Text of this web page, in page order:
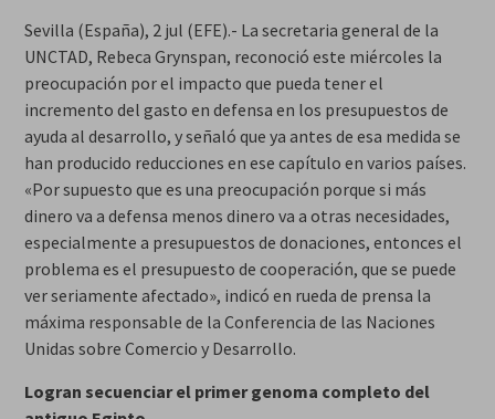
Sevilla (España), 2 jul (EFE).- La secretaria general de la
UNCTAD, Rebeca Grynspan, reconoció este miércoles la
preocupación por el impacto que pueda tener el
incremento del gasto en defensa en los presupuestos de
ayuda al desarrollo, y señaló que ya antes de esa medida se
han producido reducciones en ese capítulo en varios países.
«Por supuesto que es una preocupación porque si más
dinero va a defensa menos dinero va a otras necesidades,
especialmente a presupuestos de donaciones, entonces el
problema es el presupuesto de cooperación, que se puede
ver seriamente afectado», indicó en rueda de prensa la
máxima responsable de la Conferencia de las Naciones
Unidas sobre Comercio y Desarrollo.
Logran secuenciar el primer genoma completo del